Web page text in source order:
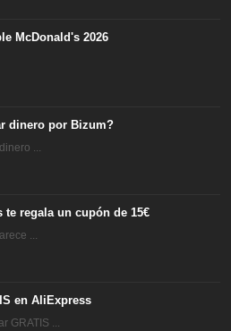
McDonald's 2026
dinero por Bizum?
...
te regala un cupón de 15€
...
en AliExpress
GRATIS ...